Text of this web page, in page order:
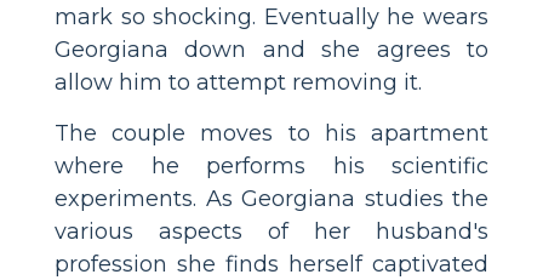
mark so shocking. Eventually he wears
Georgiana down and she agrees to
allow him to attempt removing it.
The couple moves to his apartment
where he performs his scientific
experiments. As Georgiana studies the
various aspects of her husband's
profession she finds herself captivated